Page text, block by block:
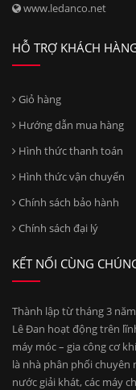
www.ledanco.net
HỖ TRỢ KHÁCH
Giỏ hàng
Hướng dẫn mua hàng
Hình thức thanh toán
Hình thức vận chuyển
Chính sách bảo hành
Chính sách đại lý
KẾT NỐI CÙNG
Thành lập từ tháng 3
Lê Đan hoạt động trên
máy móc – gia công cơ
là nhà phân phối
nước giải khát, các máy